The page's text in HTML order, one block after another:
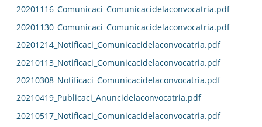
20201116_Comunicaci_Comunicacidelaconvocatria.pdf
20201130_Comunicaci_Comunicacidelaconvocatria.pdf
20201214_Notificaci_Comunicacidelaconvocatria.pdf
20210113_Notificaci_Comunicacidelaconvocatria.pdf
20210308_Notificaci_Comunicacidelaconvocatria.pdf
20210419_Publicaci_Anuncidelaconvocatria.pdf
20210517_Notificaci_Comunicacidelaconvocatria.pdf